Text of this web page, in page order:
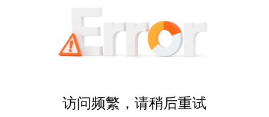
访问频繁，请稍后重试